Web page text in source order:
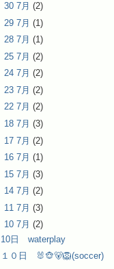
30 7月 (2)
29 7月 (1)
28 7月 (1)
25 7月 (2)
24 7月 (2)
23 7月 (2)
22 7月 (2)
18 7月 (3)
17 7月 (2)
16 7月 (1)
15 7月 (3)
14 7月 (2)
11 7月 (3)
10 7月 (2)
10日 waterplay
１０日 🐰🐵🐻🦁(soccer)